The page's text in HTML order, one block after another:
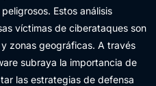
Estos análisis
víctimas de ciberataques son
zonas geográficas. A través
subraya la importancia de
las estrategias de defensa